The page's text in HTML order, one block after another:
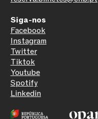
Siga-nos
Facebook
Instagram
Twitter
Tiktok
Youtube
Spotify
Linkedin